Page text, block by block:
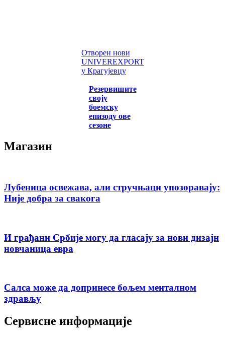
Отворен нови
UNIVEREXPORT
у Крагујевцу
Резервишите
своју
боемску
епизоду ове
сезоне
Магазин
Лубеница освежава, али стручњаци упозоравају:
Није добра за свакога
И грађани Србије могу да гласају за нови дизајн
новчаница евра
Салса може да допринесе бољем менталном
здрављу
Сервисне информације